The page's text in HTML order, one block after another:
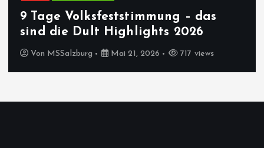
9 Tage Volksfeststimmung – das
sind die Dult Highlights 2026
Von MSSalzburg Mai 21, 2026 717 views